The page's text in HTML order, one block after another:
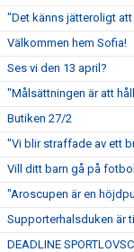
"Det känns jätteroligt
Välkommen hem Sofia!
Ses vi den 13 april?
"Målsättningen är att
Butiken 27/2
"Vi blir straffade av ett
Vill ditt barn gå på
"Aroscupen är en
Supporterhalsduken är
DEADLINE